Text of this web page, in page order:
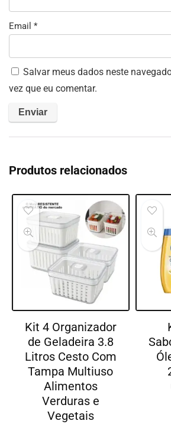
Email *
Salvar meus dados neste
vez que eu comentar.
Produtos relacionados
Kit 4 Organizador
de Geladeira 3.8
Litros Cesto Com
Tampa Multiuso
Alimentos
Verduras e
Vegetais